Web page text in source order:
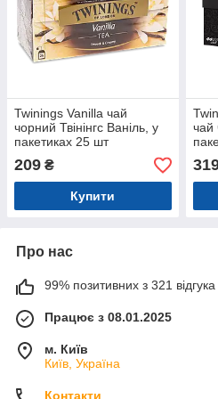
Twinings Vanilla чай
чорний Твінінгс Ваніль, у
пакетиках 25 шт
209 ₴
Купити
чай
Про нас
99% позитивних з 321 відгука
Працює з 08.01.2025
м. Київ
Київ, Україна
Контакти